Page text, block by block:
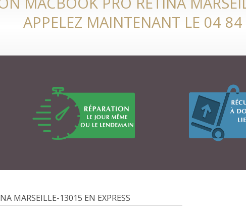
APPELEZ MAINTENANT LE 04
MARSEILLE-13015 EN EXPRESS